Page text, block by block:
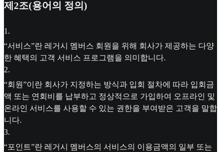
제2조(용어의 정의)
1 .
“서비스”란 레거시 멤버스 회원을 위해 회사가 제공하는 다양
한 혜택의 고객 서비스 프로그램을 의미합니다.
2.
“회원”이란 회사가 지정하는 방식과 입회 절차에 따라 입회금
액 또는 연회비를 납부하고 정상적으로 가입하여 오프라인 및
온라인 서비스를 사용할 수 있는 권한을 부여받은 고객을 말합
니다.
3.
“포인트”란 레거시 멤버스의 서비스의 이용금액의 일부 또는